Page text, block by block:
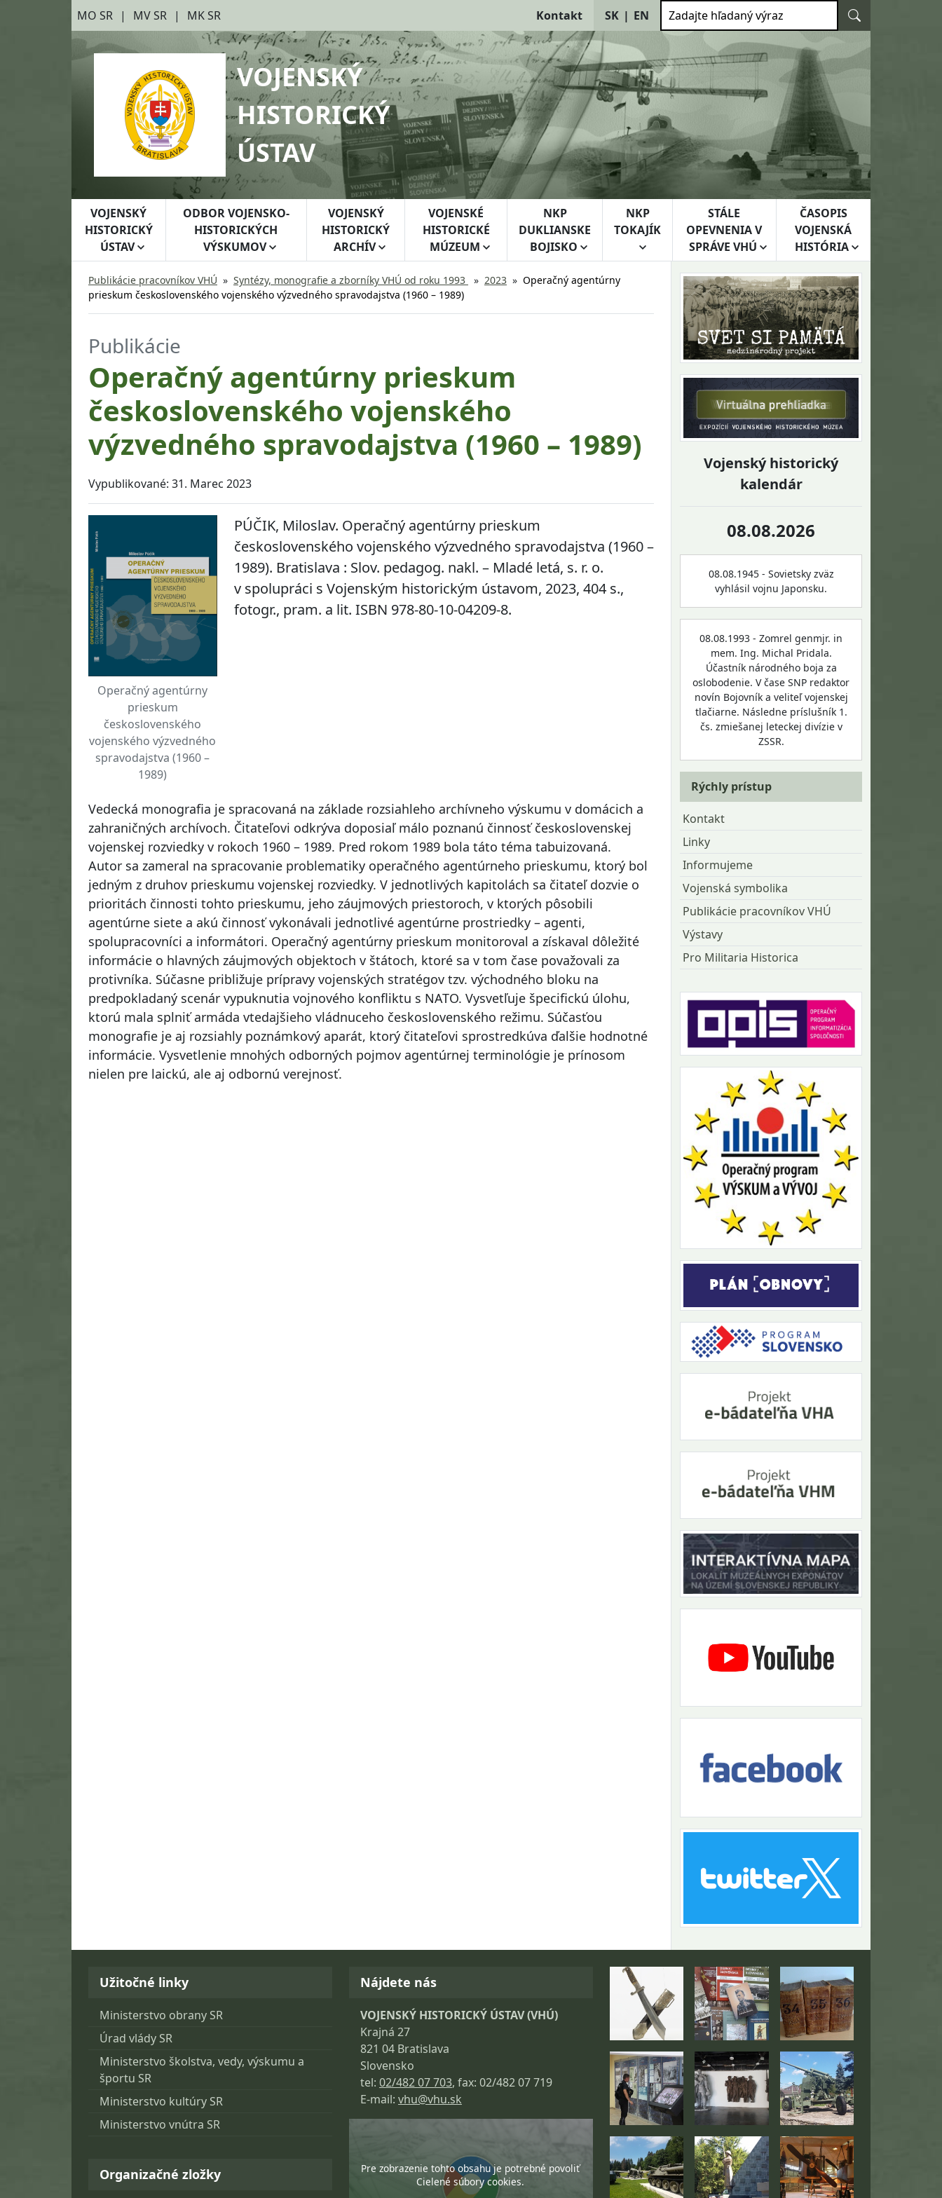
Preskočiť na hlavný obsah
Preskočiť na bočnú lištu
MO SR MV SR MK SR Kontakt SK EN Zadajte hľadaný výraz Vyhľadať
VOJENSKÝ
HISTORICKÝ
ÚSTAV
VOJENSKÝ
HISTORICKÝ
ÚSTAV
ODBOR VOJENSKO-
HISTORICKÝCH
VÝSKUMOV
VOJENSKÝ
HISTORICKÝ
ARCHÍV
VOJENSKÉ
HISTORICKÉ
MÚZEUM
NKP
DUKLIANSKE
BOJISKO
NKP
TOKAJÍK
STÁLE
OPEVNENIA V
SPRÁVE VHÚ
ČASOPIS
VOJENSKÁ
HISTÓRIA
Publikácie pracovníkov VHÚ Syntézy, monografie a zborníky VHÚ od roku 1993 2023
Operačný agentúrny
prieskum československého vojenského výzvedného spravodajstva (1960 – 1989)
Publikácie
Operačný agentúrny prieskum
československého vojenského
výzvedného spravodajstva (1960 – 1989)
Vypublikované: 31. Marec 2023
Operačný agentúrny
prieskum
československého
vojenského výzvedného
spravodajstva (1960 –
1989)
PÚČIK, Miloslav. Operačný agentúrny prieskum
československého vojenského výzvedného spravodajstva (1960 –
1989). Bratislava : Slov. pedagog. nakl. – Mladé letá, s. r. o.
v spolupráci s Vojenským historickým ústavom, 2023, 404 s.,
fotogr., pram. a lit. ISBN 978-80-10-04209-8.
Vedecká monografia je spracovaná na základe rozsiahleho archívneho výskumu v domácich a
zahraničných archívoch. Čitateľovi odkrýva doposiaľ málo poznanú činnosť československej
vojenskej rozviedky v rokoch 1960 – 1989. Pred rokom 1989 bola táto téma tabuizovaná.
Autor sa zameral na spracovanie problematiky operačného agentúrneho prieskumu, ktorý bol
jedným z druhov prieskumu vojenskej rozviedky. V jednotlivých kapitolách sa čitateľ dozvie o
prioritách činnosti tohto prieskumu, jeho záujmových priestoroch, v ktorých pôsobili
agentúrne siete a akú činnosť vykonávali jednotlivé agentúrne prostriedky – agenti,
spolupracovníci a informátori. Operačný agentúrny prieskum monitoroval a získaval dôležité
informácie o hlavných záujmových objektoch v štátoch, ktoré sa v tom čase považovali za
protivníka. Súčasne približuje prípravy vojenských stratégov tzv. východného bloku na
predpokladaný scenár vypuknutia vojnového konfliktu s NATO. Vysvetľuje špecifickú úlohu,
ktorú mala splniť armáda vtedajšieho vládnuceho československého režimu. Súčasťou
monografie je aj rozsiahly poznámkový aparát, ktorý čitateľovi sprostredkúva ďalšie hodnotné
informácie. Vysvetlenie mnohých odborných pojmov agentúrnej terminológie je prínosom
nielen pre laickú, ale aj odbornú verejnosť.
Vojenský historický
kalendár
08.08.2026
08.08.1945 - Sovietsky zväz
vyhlásil vojnu Japonsku.
08.08.1993 - Zomrel genmjr. in
mem. Ing. Michal Pridala.
Účastník národného boja za
oslobodenie. V čase SNP redaktor
novín Bojovník a veliteľ vojenskej
tlačiarne. Následne príslušník 1.
čs. zmiešanej leteckej divízie v
ZSSR.
Rýchly prístup
Kontakt
Linky
Informujeme
Vojenská symbolika
Publikácie pracovníkov VHÚ
Výstavy
Pro Militaria Historica
Návrat na začiatok stránky
Užitočné linky
Ministerstvo obrany SR
Úrad vlády SR
Ministerstvo školstva, vedy, výskumu a
športu SR
Ministerstvo kultúry SR
Ministerstvo vnútra SR
Organizačné zložky
Nájdete nás
VOJENSKÝ HISTORICKÝ ÚSTAV (VHÚ)
Krajná 27
821 04 Bratislava
Slovensko
tel: 02/482 07 703, fax: 02/482 07 719
E-mail: vhu@vhu.sk
Pre zobrazenie tohto obsahu je potrebné povoliť
Cielené súbory cookies.
Fotogaléria